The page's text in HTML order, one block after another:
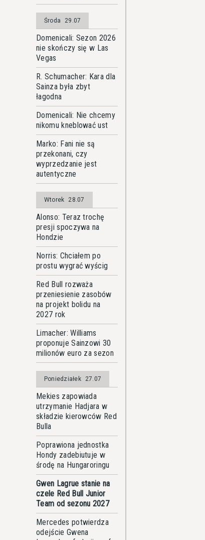
Środa 29.07
Domenicali: Sezon 2026
nie skończy się w Las
Vegas
R. Schumacher: Kara dla
Sainza była zbyt
łagodna
Domenicali: Nie chcemy
nikomu kneblować ust
Marko: Fani nie są
przekonani, czy
wyprzedzanie jest
autentyczne
Wtorek 28.07
Alonso: Teraz trochę
presji spoczywa na
Hondzie
Norris: Chciałem po
prostu wygrać wyścig
Red Bull rozważa
przeniesienie zasobów
na projekt bolidu na
2027 rok
Limacher: Williams
proponuje Sainzowi 30
milionów euro za sezon
Poniedziałek 27.07
Mekies zapowiada
utrzymanie Hadjara w
składzie kierowców Red
Bulla
Poprawiona jednostka
Hondy zadebiutuje w
środę na Hungaroringu
Gwen Lagrue stanie na
czele Red Bull Junior
Team od sezonu 2027
Mercedes potwierdza
odejście Gwena